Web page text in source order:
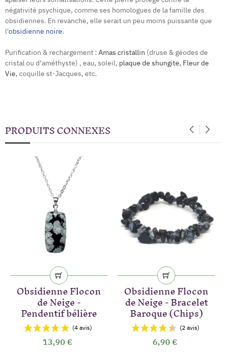
négativité psychique, comme ses homologues de la famille des
obsidiennes. En revanche, elle serait un peu moins puissante que
l'obsidienne noire.
Purification & rechargement : Amas cristallin (druse & géodes de
cristal ou d’améthyste) , eau, soleil, plaque de shungite, Fleur de
Vie, coquille st-Jacques, etc.
PRODUITS CONNEXES
Obsidienne Flocon
de Neige -
Pendentif bélière
13,90 €
Obsidienne Flocon
de Neige - Bracelet
Baroque (Chips)
6,90 €